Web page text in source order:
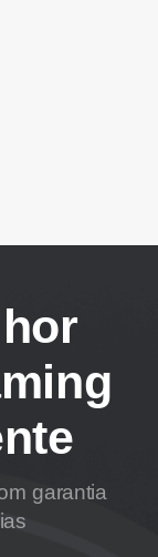
garantia